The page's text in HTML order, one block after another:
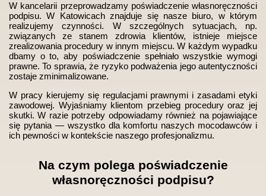
W kancelarii przeprowadzamy poświadczenie własnoręczności
podpisu. W Katowicach znajduje się nasze biuro, w którym
realizujemy czynności. W szczególnych sytuacjach, np.
związanych ze stanem zdrowia klientów, istnieje miejsce
zrealizowania procedury w innym miejscu. W każdym wypadku
dbamy o to, aby poświadczenie spełniało wszystkie wymogi
prawne. To sprawia, że ryzyko podważenia jego autentyczności
zostaje zminimalizowane.
W pracy kierujemy się regulacjami prawnymi i zasadami etyki
zawodowej. Wyjaśniamy klientom przebieg procedury oraz jej
skutki. W razie potrzeby odpowiadamy również na pojawiające
się pytania — wszystko dla komfortu naszych mocodawców i
ich pewności w kontekście naszego profesjonalizmu.
Na czym polega poświadczenie
własnoręczności podpisu?